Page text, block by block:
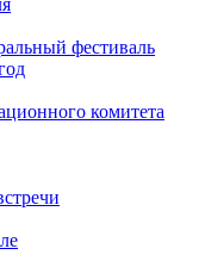
фестиваль
комитета